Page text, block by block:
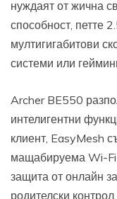
нуждаят от жична
способност, петте
мултигигабитови
системи или
Archer BE550
интелигентни
клиент, EasyMesh
мащабируема Wi-
защита от онлайн
родителски контрол.